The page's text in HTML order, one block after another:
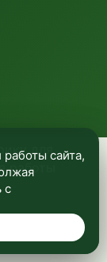
длясайта,
с